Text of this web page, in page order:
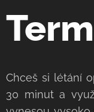
Chceš si létání
30 minut a